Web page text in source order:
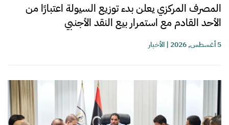
المصرف المركزي يعلن بدء توزيع السيولة اعتبارًا من
الأحد القادم مع استمرار بيع النقد الأجنبي
5 أغسطس, 2026 |الأخبار